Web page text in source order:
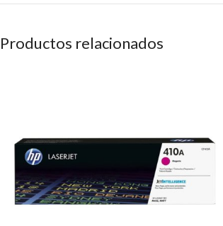
Productos relacionados